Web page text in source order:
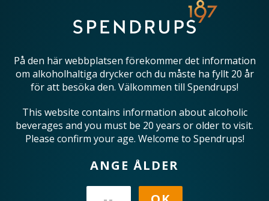
På den här webbplatsen förekommer det information
om alkoholhaltiga drycker och du måste ha fyllt 20 år
för att besöka den. Välkommen till Spendrups!
This website contains information about alcoholic
beverages and you must be 20 years or older to visit.
Please confirm your age. Welcome to Spendrups!
ANGE ÅLDER